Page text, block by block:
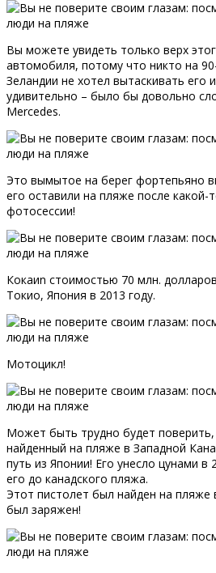
Вы можете увидеть только верх
автомобиля, потому что никто на
Зеландии не хотел вытаскивать его
удивительно – было бы довольно
Mercedes.
Это вымытое на берег фортепьяно
его оставили на пляже после какой-
фотосессии!
Кокаиn стоимостью 70 млн.
Токио, Япония в 2013 году.
Мотоцикл!
Может быть трудно будет
найденный на пляже в Западной
путь из Японии! Его унесло цунами в
его до канадского пляжа.
Этот пистолет был найден на
был заряжен!